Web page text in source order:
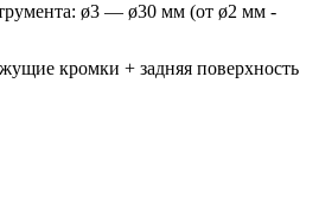
ø3 — ø30 мм (от ø2 мм -
кромки + задняя поверхность